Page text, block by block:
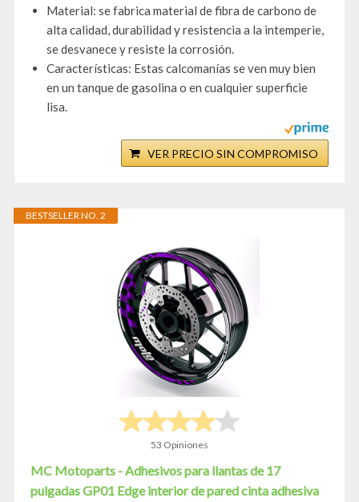
Material: se fabrica material de fibra de carbono de
alta calidad, durabilidad y resistencia a la intemperie,
se desvanece y resiste la corrosión.
Características: Estas calcomanías se ven muy bien
en un tanque de gasolina o en cualquier superficie
lisa.
VER PRECIO SIN COMPROMISO
BESTSELLER NO. 2
53 Opiniones
MC Motoparts - Adhesivos para llantas de 17
pulgadas GP01 Edge interior de pared cinta adhesiva